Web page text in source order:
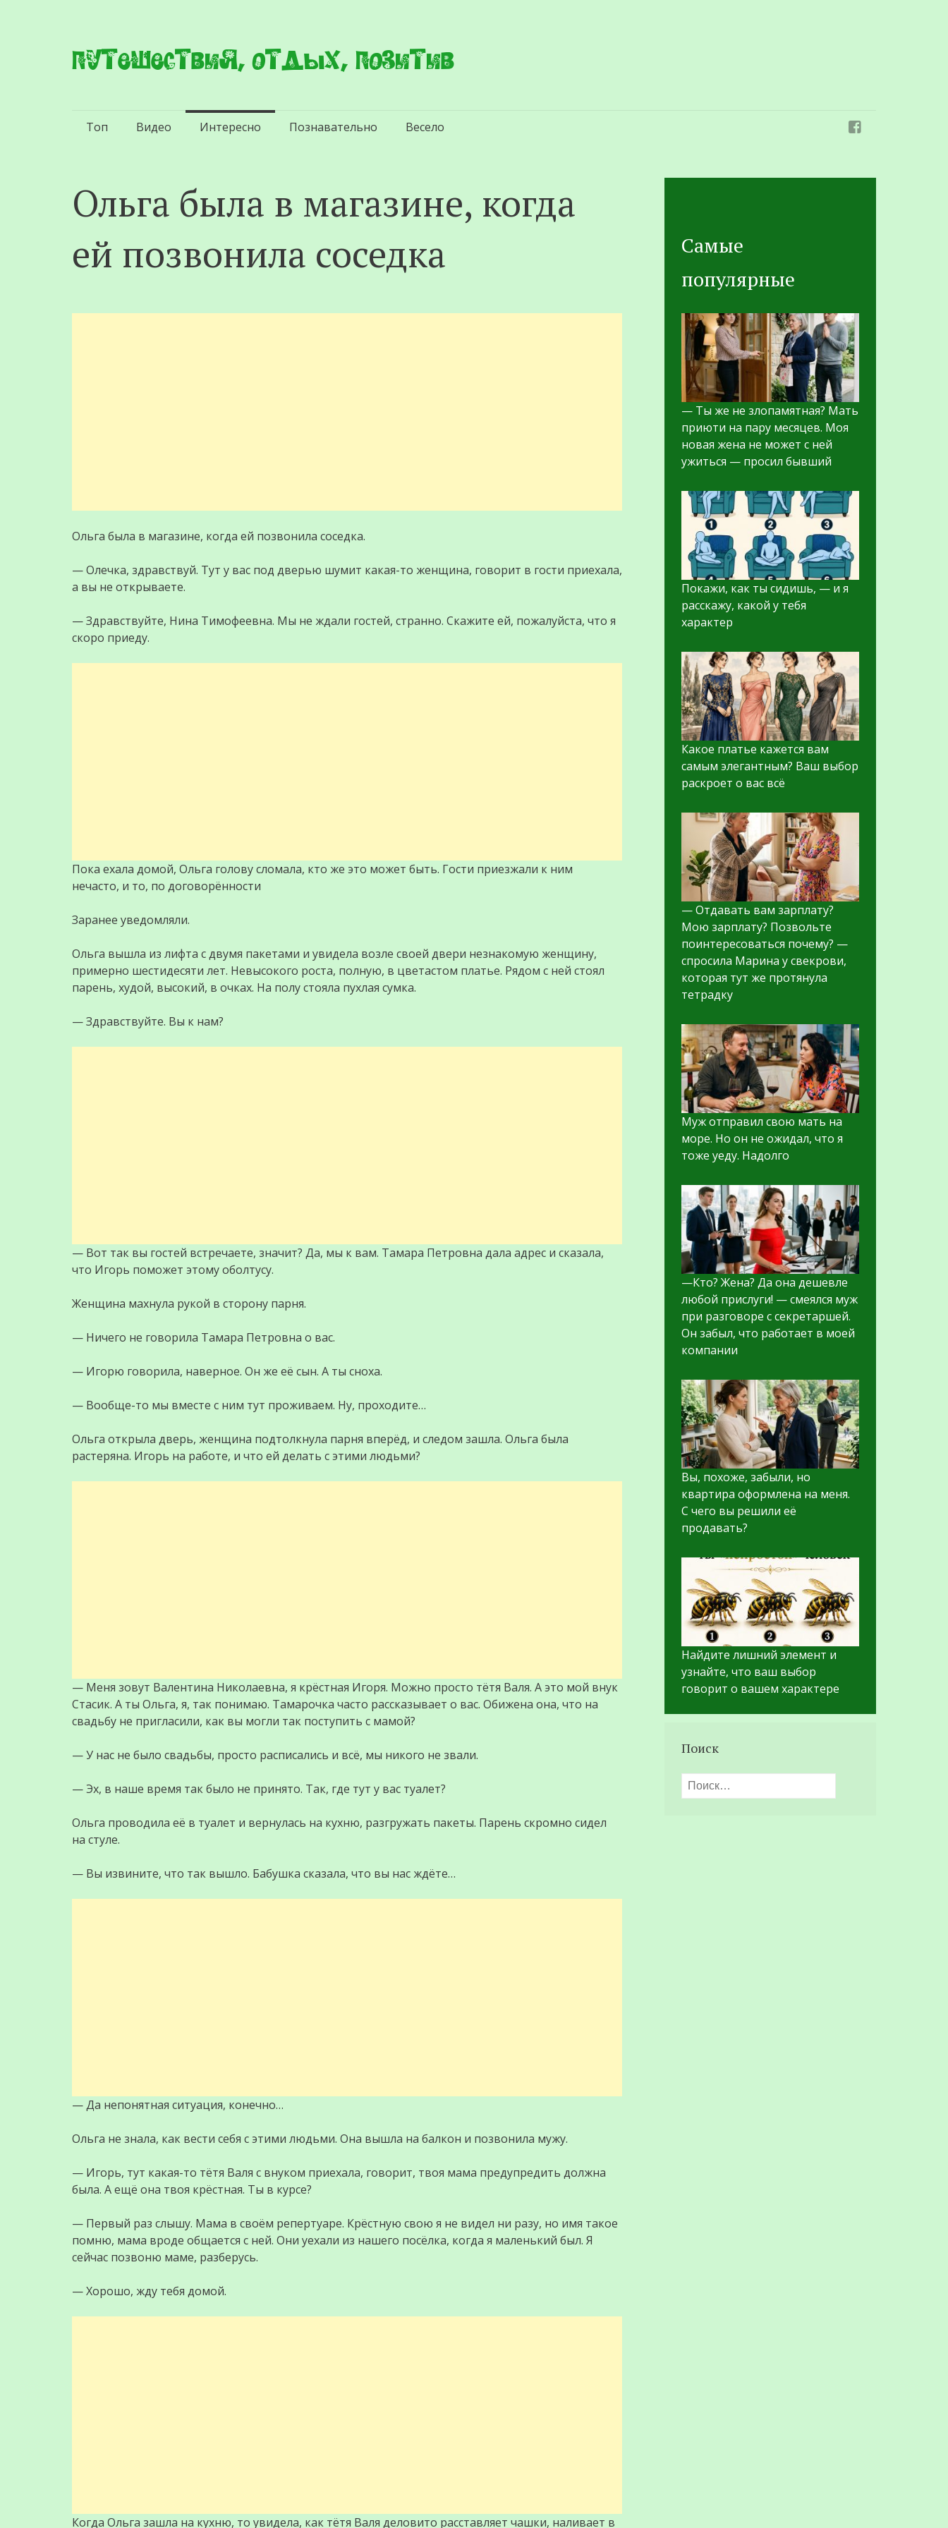
Путешествия, отдых, позитив
Перейти
Топ Видео Интересно Познавательно Весело
Ольга была в магазине, когда
ей позвонила соседка
Ольга была в магазине, когда ей позвонила соседка.
— Олечка, здравствуй. Тут у вас под дверью шумит какая-то женщина, говорит в гости приехала,
а вы не открываете.
— Здравствуйте, Нина Тимофеевна. Мы не ждали гостей, странно. Скажите ей, пожалуйста, что я
скоро приеду.
Пока ехала домой, Ольга голову сломала, кто же это может быть. Гости приезжали к ним
нечасто, и то, по договорённости
Заранее уведомляли.
Ольга вышла из лифта с двумя пакетами и увидела возле своей двери незнакомую женщину,
примерно шестидесяти лет. Невысокого роста, полную, в цветастом платье. Рядом с ней стоял
парень, худой, высокий, в очках. На полу стояла пухлая сумка.
— Здравствуйте. Вы к нам?
— Вот так вы гостей встречаете, значит? Да, мы к вам. Тамара Петровна дала адрес и сказала,
что Игорь поможет этому оболтусу.
Женщина махнула рукой в сторону парня.
— Ничего не говорила Тамара Петровна о вас.
— Игорю говорила, наверное. Он же её сын. А ты сноха.
— Вообще-то мы вместе с ним тут проживаем. Ну, проходите…
Ольга открыла дверь, женщина подтолкнула парня вперёд, и следом зашла. Ольга была
растеряна. Игорь на работе, и что ей делать с этими людьми?
— Меня зовут Валентина Николаевна, я крёстная Игоря. Можно просто тётя Валя. А это мой внук
Стасик. А ты Ольга, я, так понимаю. Тамарочка часто рассказывает о вас. Обижена она, что на
свадьбу не пригласили, как вы могли так поступить с мамой?
— У нас не было свадьбы, просто расписались и всё, мы никого не звали.
— Эх, в наше время так было не принято. Так, где тут у вас туалет?
Ольга проводила её в туалет и вернулась на кухню, разгружать пакеты. Парень скромно сидел
на стуле.
— Вы извините, что так вышло. Бабушка сказала, что вы нас ждёте…
— Да непонятная ситуация, конечно…
Ольга не знала, как вести себя с этими людьми. Она вышла на балкон и позвонила мужу.
— Игорь, тут какая-то тётя Валя с внуком приехала, говорит, твоя мама предупредить должна
была. А ещё она твоя крёстная. Ты в курсе?
— Первый раз слышу. Мама в своём репертуаре. Крёстную свою я не видел ни разу, но имя такое
помню, мама вроде общается с ней. Они уехали из нашего посёлка, когда я маленький был. Я
сейчас позвоню маме, разберусь.
— Хорошо, жду тебя домой.
Когда Ольга зашла на кухню, то увидела, как тётя Валя деловито расставляет чашки, наливает в
Самые
популярные
— Ты же не злопамятная? Мать
приюти на пару месяцев. Моя
новая жена не может с ней
ужиться — просил бывший
Покажи, как ты сидишь, — и я
расскажу, какой у тебя
характер
Какое платье кажется вам
самым элегантным? Ваш выбор
раскроет о вас всё
— Отдавать вам зарплату?
Мою зарплату? Позвольте
поинтересоваться почему? —
спросила Марина у свекрови,
которая тут же протянула
тетрадку
Муж отправил свою мать на
море. Но он не ожидал, что я
тоже уеду. Надолго
—Кто? Жена? Да она дешевле
любой прислуги! — смеялся муж
при разговоре с секретаршей.
Он забыл, что работает в моей
компании
Вы, похоже, забыли, но
квартира оформлена на меня.
С чего вы решили её
продавать?
Найдите лишний элемент и
узнайте, что ваш выбор
говорит о вашем характере
Поиск
Найти: